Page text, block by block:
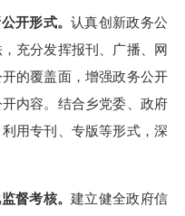
开形式。认真创新政务公
，充分发挥报刊、广播、网
的覆盖面，增强政务公开
内容。结合乡党委、政府
用专刊、专版等形式，深
督考核。建立健全政府信